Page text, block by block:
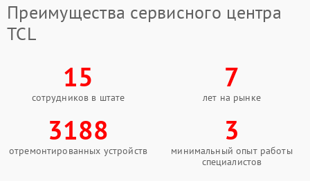
Преимущества сервисного центра
TCL
15
сотрудников в штате
7
лет на рынке
3188
отремонтированных устройств
3
минимальный опыт работы
специалистов